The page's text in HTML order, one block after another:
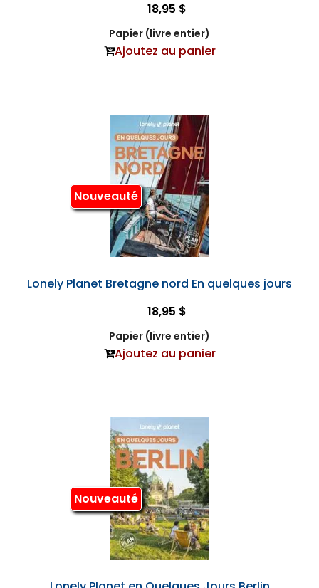
18,95 $
Papier (livre entier)
Ajoutez au panier
Nouveauté
Lonely Planet Bretagne nord En quelques jours
18,95 $
Papier (livre entier)
Ajoutez au panier
Nouveauté